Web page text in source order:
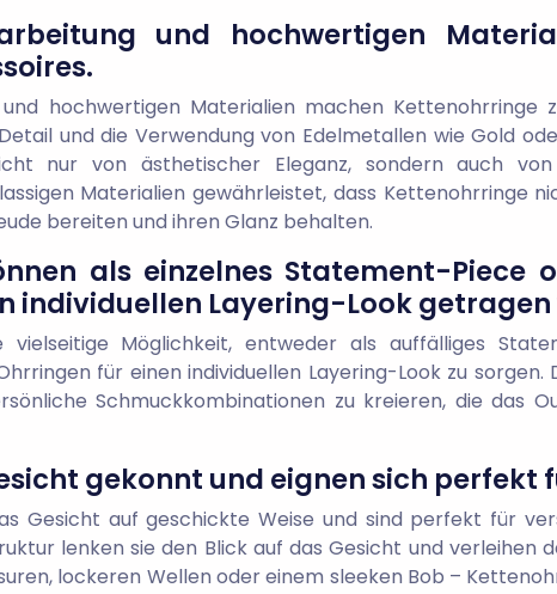
und hochwertigen
hochwertigen Materialien machen Kettenohrringe
und die Verwendung von Edelmetallen wie Gold
nur von ästhetischer Eleganz, sondern auch
Materialien gewährleistet, dass Kettenohrringe
bereiten und ihren Glanz behalten.
als einzelnes Statement-
individuellen Layering-Look getragen
vielseitige Möglichkeit, entweder als auffälliges
für einen individuellen Layering-Look zu
Schmuckkombinationen zu kreieren, die das
gekonnt und eignen sich perfekt
Gesicht auf geschickte Weise und sind perfekt für
lenken sie den Blick auf das Gesicht und verleihen
lockeren Wellen oder einem sleeken Bob –